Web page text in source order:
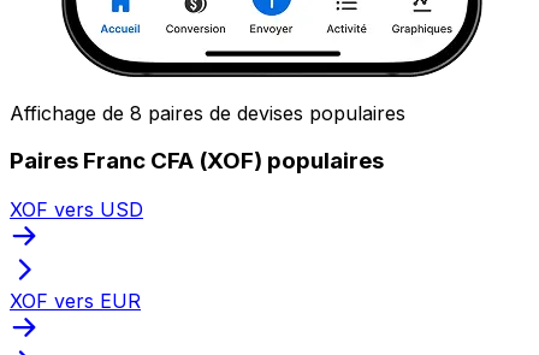
Affichage de 8 paires de devises populaires
Paires Franc CFA (XOF) populaires
XOF vers USD
XOF vers EUR